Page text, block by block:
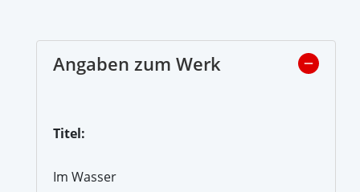
Angaben zum Werk
Titel:
Im Wasser